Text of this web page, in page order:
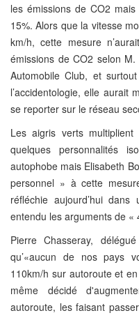
les émissions de CO2
15%. Alors que la vitesse
km/h, cette mesure
émissions de CO2 selon
Automobile Club, et
l’accidentologie, elle aurait
se reporter sur le réseau
Les aigris verts
quelques personnalités
autophobe mais Elisabeth
personnel » à cette
réfléchie aujourd’hui
entendu les arguments de «
Pierre Chasseray,
qu’«aucun de nos pays
110km/h sur autoroute et
même décidé
autoroute, les faisant